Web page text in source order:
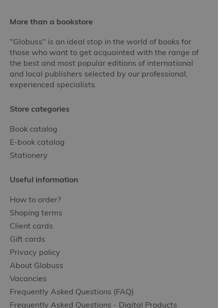
More than a bookstore
"Globuss" is an ideal stop in the world of books for
those who want to get acquainted with the range of
the best and most popular editions of international
and local publishers selected by our professional,
experienced specialists.
Store categories
Book catalog
E-book catalog
Stationery
Useful information
How to order?
Shoping terms
Client cards
Gift cards
Privacy policy
About Globuss
Vacancies
Frequently Asked Questions (FAQ)
Frequently Asked Questions - Digital Products